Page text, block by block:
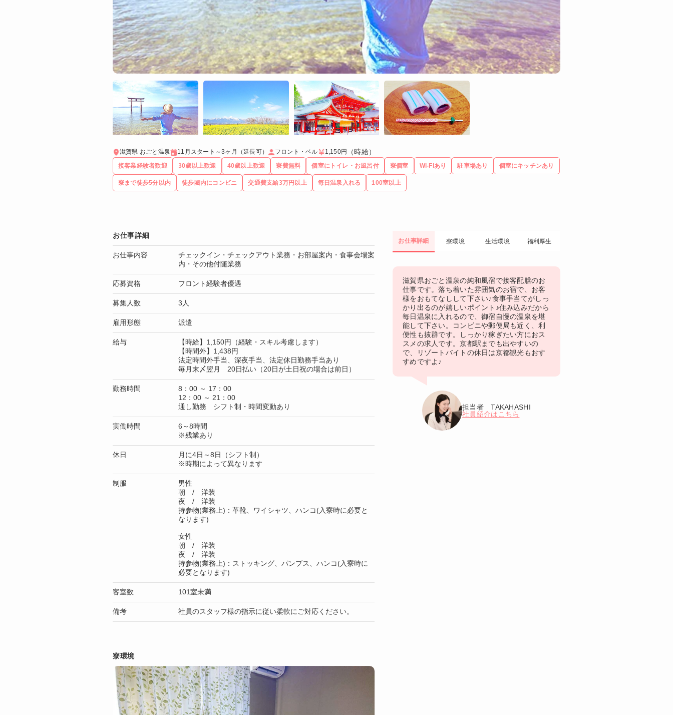
滋賀県 おごと温泉 11月スタート～3ヶ月（延長可） フロント・ベル 1,150円 （時給）
接客業経験者歓迎 30歳以上歓迎 40歳以上歓迎 寮費無料 個室にトイレ・お風呂付 寮個室 Wi-Fiあり 駐車場あり 個室にキッチンあり
寮まで徒歩5分以内 徒歩圏内にコンビニ 交通費支給3万円以上 毎日温泉入れる 100室以上
お仕事詳細 寮環境 生活環境 福利厚生
滋賀県おごと温泉の純和風宿で接客配膳のお
仕事です。落ち着いた雰囲気のお宿で、お客
様をおもてなしして下さい♪食事手当てがしっ
かり出るのが嬉しいポイント♪住み込みだから
毎日温泉に入れるので、御宿自慢の温泉を堪
能して下さい。コンビニや郵便局も近く、利
便性も抜群です。しっかり稼ぎたい方におス
スメの求人です。京都駅までも出やすいの
で、リゾートバイトの休日は京都観光もおす
すめですよ♪
担当者 TAKAHASHI
社員紹介はこちら
お仕事詳細
お仕事内容
チェックイン・チェックアウト業務・お部屋案内・食事会場案
内・その他付随業務
応募資格 フロント経験者優遇
募集人数 3人
雇用形態 派遣
給与
【時給】1,150円（経験・スキル考慮します）
【時間外】1,438円
法定時間外手当、深夜手当、法定休日勤務手当あり
毎月末〆翌月 20日払い（20日が土日祝の場合は前日）
勤務時間
8：00 ～ 17：00
12：00 ～ 21：00
通し勤務 シフト制・時間変動あり
実働時間
6～8時間
※残業あり
休日
月に4日～8日（シフト制）
※時期によって異なります
制服
男性
朝 / 洋装
夜 / 洋装
持参物(業務上)：革靴、ワイシャツ、ハンコ(入寮時に必要と
なります)
女性
朝 / 洋装
夜 / 洋装
持参物(業務上)：ストッキング、パンプス、ハンコ(入寮時に
必要となります)
客室数 101室未満
備考 社員のスタッフ様の指示に従い柔軟にご対応ください。
寮環境